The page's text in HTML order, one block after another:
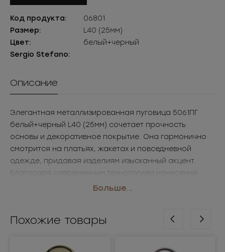
Код продукта:
06801
Размер:
L40 (25мм)
Цвет:
белый+черный
Sergio Stefano:
Описание
Элегантная металлизированная пуговица 5061ПГ
белый+черный L40 (25мм) сочетает прочность
основы и декоративное покрытие. Она гармонично
смотрится на платьях, жакетах и повседневной
одежде, придавая изделиям изысканный акцент.
Благодаря современным технологиям нанесения
покрытия, такие пуговицы фурнитура оптом
• Размер: L40 (25мм)
Применение: платья, жакеты, универсальная одежда
Больше...
Похожие товары